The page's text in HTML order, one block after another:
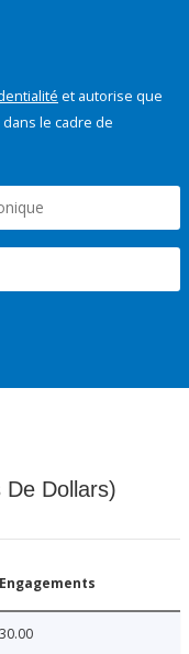
et autorise que
le cadre de
De Dollars)
Engagements
30.00